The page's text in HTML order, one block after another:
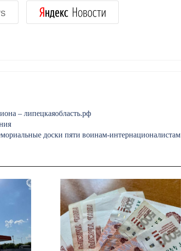
– липецкаяобласть.рф
доски пяти воинам-интернационалистам